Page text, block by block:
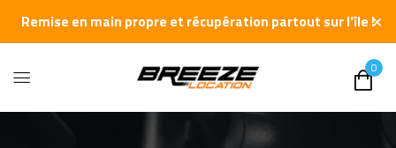
Remise en main propre et récupération partout sur l'île !✕
0